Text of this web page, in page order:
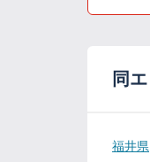
同
福井県